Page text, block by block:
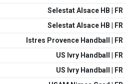
Selestat Alsace HB | FR
Selestat Alsace HB | FR
Istres Provence Handball | FR
US Ivry Handball | FR
US Ivry Handball | FR